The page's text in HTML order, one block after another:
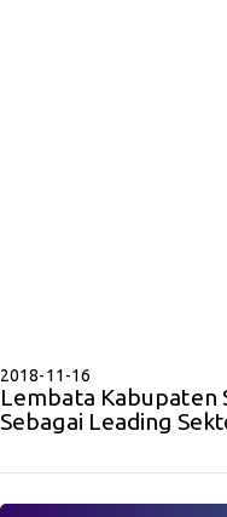
2018-11-16
Lembata Kabupaten
Sebagai Leading